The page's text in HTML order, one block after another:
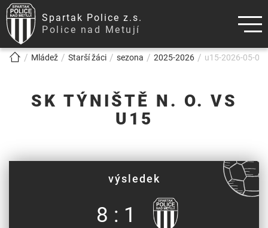
Spartak Police z.s.
Police nad Metují
!!!BREADCRUMB!!!
Mládež Starší žáci sezona 2025-2026 u15-2026-05-
SK TÝNIŠTĚ N. O. VS
U15
výsledek
8 : 1